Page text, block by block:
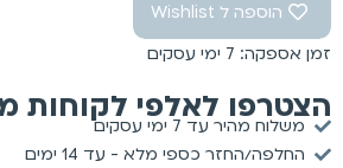
הוספה ל Wishlist
זמן אספקה: 7 ימי עסקים
הצטרפו לאלפי לקוחות
משלוח מהיר עד 7 ימי עסקים
החלפה/החזר כספי מלא - עד 14 ימים